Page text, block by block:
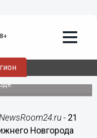
страна»
земля», -
фотографий
общества
- 21
Новгорода